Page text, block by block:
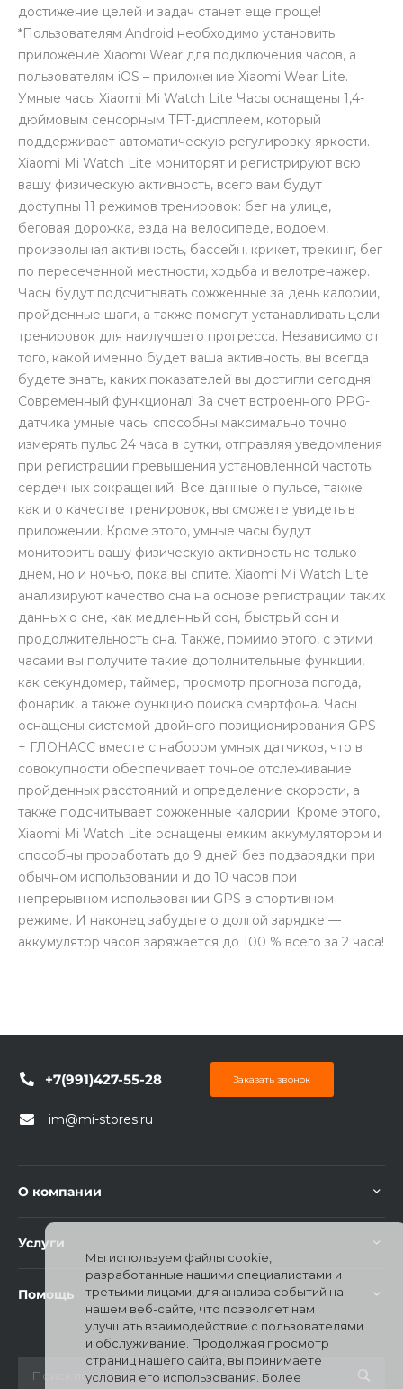
достижение целей и задач станет еще проще!
*Пользователям Android необходимо установить
приложение Xiaomi Wear для подключения часов, а
пользователям iOS – приложение Xiaomi Wear Lite.
Умные часы Xiaomi Mi Watch Lite Часы оснащены 1,4-
дюймовым сенсорным TFT-дисплеем, который
поддерживает автоматическую регулировку яркости.
Xiaomi Mi Watch Lite мониторят и регистрируют всю
вашу физическую активность, всего вам будут
доступны 11 режимов тренировок: бег на улице,
беговая дорожка, езда на велосипеде, водоем,
произвольная активность, бассейн, крикет, трекинг, бег
по пересеченной местности, ходьба и велотренажер.
Часы будут подсчитывать сожженные за день калории,
пройденные шаги, а также помогут устанавливать цели
тренировок для наилучшего прогресса. Независимо от
того, какой именно будет ваша активность, вы всегда
будете знать, каких показателей вы достигли сегодня!
Современный функционал! За счет встроенного PPG-
датчика умные часы способны максимально точно
измерять пульс 24 часа в сутки, отправляя уведомления
при регистрации превышения установленной частоты
сердечных сокращений. Все данные о пульсе, также
как и о качестве тренировок, вы сможете увидеть в
приложении. Кроме этого, умные часы будут
мониторить вашу физическую активность не только
днем, но и ночью, пока вы спите. Xiaomi Mi Watch Lite
анализируют качество сна на основе регистрации таких
данных о сне, как медленный сон, быстрый сон и
продолжительность сна. Также, помимо этого, с этими
часами вы получите такие дополнительные функции,
как секундомер, таймер, просмотр прогноза погода,
фонарик, а также функцию поиска смартфона. Часы
оснащены системой двойного позиционирования GPS
+ ГЛОНАСС вместе с набором умных датчиков, что в
совокупности обеспечивает точное отслеживание
пройденных расстояний и определение скорости, а
также подсчитывает сожженные калории. Кроме этого,
Xiaomi Mi Watch Lite оснащены емким аккумулятором и
способны проработать до 9 дней без подзарядки при
обычном использовании и до 10 часов при
непрерывном использовании GPS в спортивном
режиме. И наконец забудьте о долгой зарядке —
аккумулятор часов заряжается до 100 % всего за 2 часа!
+7(991)427-55-28 Заказать звонок
im@mi-stores.ru
О компании
Услуги
Помощь
Мы используем файлы cookie,
разработанные нашими специалистами и
третьими лицами, для анализа событий на
нашем веб-сайте, что позволяет нам
улучшать взаимодействие с пользователями
и обслуживание. Продолжая просмотр
страниц нашего сайта, вы принимаете
условия его использования. Более